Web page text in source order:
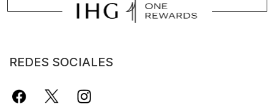
REDES SOCIALES